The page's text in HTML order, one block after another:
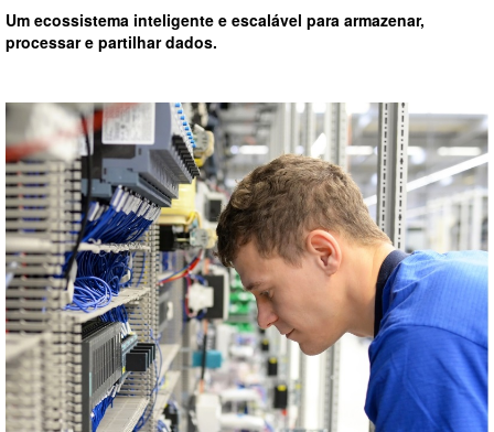
Um ecossistema inteligente e escalável para armazenar,
processar e partilhar dados.